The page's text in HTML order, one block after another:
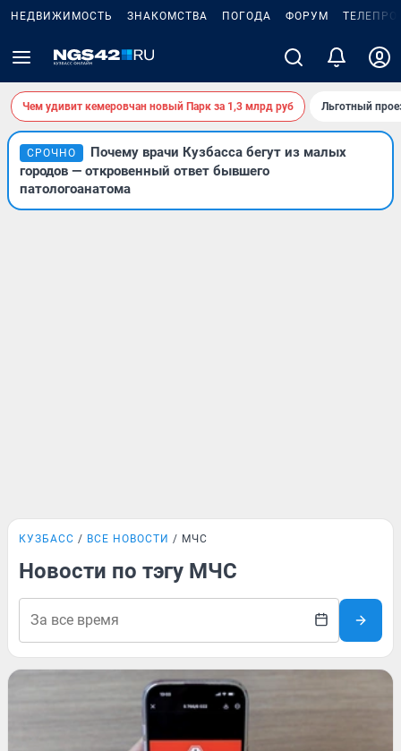
НЕДВИЖИМОСТЬ ЗНАКОМСТВА ПОГОДА ФОРУМ
Чем удивит кемеровчан новый Парк за 1,3 млрд руб Льготный
СРОЧНО
Почему врачи Кузбасса бегут из малых
городов — откровенный ответ бывшего
патологоанатома
КУЗБАСС ВСЕ НОВОСТИ МЧС
Новости по тэгу МЧС